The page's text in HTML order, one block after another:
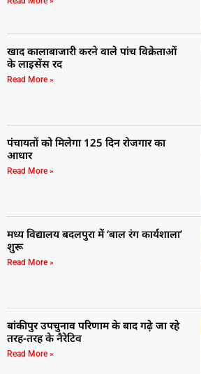
खाद कालाबाजारी करने वाले पांच विक्रेताओं
के लाइसेंस रद
Read More »
पंचायतों को मिलेगा 125 दिन रोजगार का
आधार
Read More »
मध्य विद्यालय बदलपुरा में ‘बाल रंग कार्यशाला’
शुरू
Read More »
बांकीपुर उपचुनाव परिणाम के बाद गढ़े जा रहे
तरह-तरह के नैरेटिव
Read More »